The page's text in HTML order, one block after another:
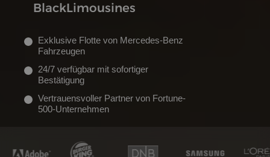
BlackLimousines
Exklusive Flotte von Mercedes-Benz
Fahrzeugen
24/7 verfügbar mit sofortiger
Bestätigung
Vertrauensvoller Partner von Fortune-
500-Unternehmen